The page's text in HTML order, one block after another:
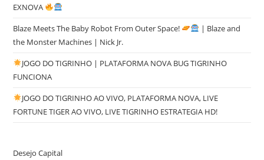
EXNOVA
Blaze Meets The Baby Robot From Outer Space!
| Blaze and
the Monster Machines | Nick Jr.
JOGO DO TIGRINHO | PLATAFORMA NOVA BUG TIGRINHO
FUNCIONA
JOGO DO TIGRINHO AO VIVO, PLATAFORMA NOVA, LIVE
FORTUNE TIGER AO VIVO, LIVE TIGRINHO ESTRATEGIA HD!
Desejo Capital